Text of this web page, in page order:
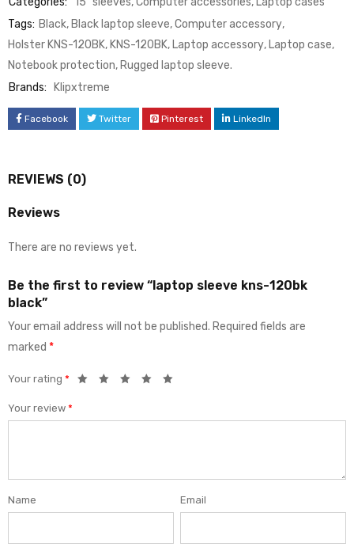
Tags: Black,Black laptop sleeve,Computer accessory,
Holster KNS-120BK,KNS-120BK,Laptop accessory,Laptop case,
Notebook protection,Rugged laptop sleeve.
Brands: Klipxtreme
Facebook Twitter Pinterest LinkedIn
REVIEWS (0)
Reviews
There are no reviews yet.
Be the first to review “laptop sleeve kns-120bk
black”
Your email address will not be published. Required fields are
marked *
Your rating *
Your review *
Name Email